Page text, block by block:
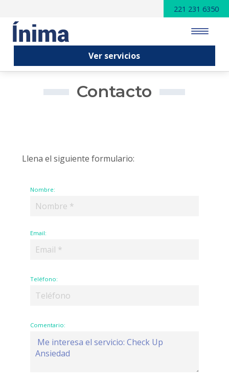
221 231 6350
Ver servicios
Contacto
Llena el siguiente formulario:
Nombre:
Email:
Teléfono:
Comentario: